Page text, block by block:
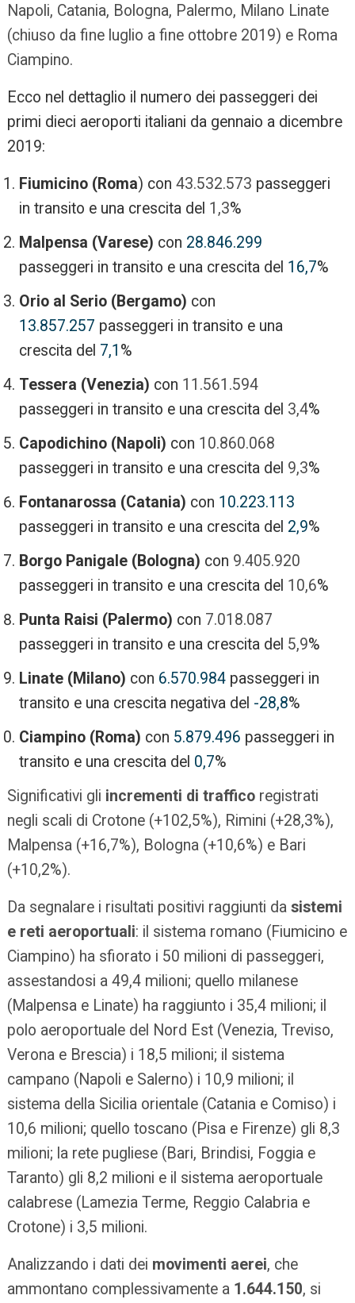
Napoli, Catania, Bologna, Palermo, Milano Linate
(chiuso da fine luglio a fine ottobre 2019) e Roma
Ciampino.
Ecco nel dettaglio il numero dei passeggeri dei
primi dieci aeroporti italiani da gennaio a dicembre
2019:
Fiumicino (Roma) con43.532.573 passeggeri
in transito e una crescita del 1,3%
Malpensa (Varese) con 28.846.299
passeggeri in transito e una crescita del 16,7%
Orio al Serio (Bergamo) con
13.857.257 passeggeri in transito e una
crescita del 7,1 %
Tessera (Venezia) con 11.561.594
passeggeri in transito e una crescita del 3,4%
Capodichino (Napoli) con 10.860.068
passeggeri in transito e una crescita del 9,3%
Fontanarossa (Catania) con 10.223.113
passeggeri in transito e una crescita del 2,9%
Borgo Panigale (Bologna) con 9.405.920
passeggeri in transito e una crescita del 10,6%
Punta Raisi (Palermo) con 7.018.087
passeggeri in transito e una crescita del 5,9%
Linate (Milano) con 6.570.984 passeggeri in
transito e una crescita negativa del -28,8%
Ciampino (Roma) con 5.879.496 passeggeri in
transito e una crescita del 0,7%
Significativi gli incrementi di traffico registrati
negli scali di Crotone (+102,5%), Rimini (+28,3%),
Malpensa (+16,7%), Bologna (+10,6%) e Bari
(+10,2%).
Da segnalare i risultati positivi raggiunti dasistemi
e reti aeroportuali: il sistema romano (Fiumicino e
Ciampino) ha sfiorato i 50 milioni di passeggeri,
assestandosi a 49,4 milioni; quello milanese
(Malpensa e Linate) ha raggiunto i 35,4 milioni; il
polo aeroportuale del Nord Est (Venezia, Treviso,
Verona e Brescia) i 18,5 milioni; il sistema
campano (Napoli e Salerno) i 10,9 milioni; il
sistema della Sicilia orientale (Catania e Comiso) i
10,6 milioni; quello toscano (Pisa e Firenze) gli 8,3
milioni; la rete pugliese (Bari, Brindisi, Foggia e
Taranto) gli 8,2 milioni e il sistema aeroportuale
calabrese (Lamezia Terme, Reggio Calabria e
Crotone) i 3,5 milioni.
Analizzando i dati dei movimenti aerei, che
ammontano complessivamente a 1.644.150, si